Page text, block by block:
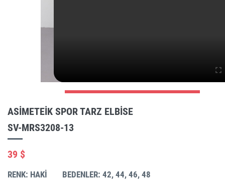
ASIMETEIK SPOR TARZ ELBISE
SV-MRS3208-13
39 $
RENK: HAKI BEDENLER: 42, 44, 46, 48